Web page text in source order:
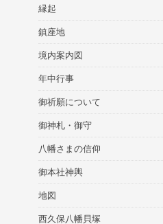
縁起
鎮座地
境内案内図
年中行事
御祈願について
御神札・御守
八幡さまの信仰
御本社神輿
地図
西久保八幡貝塚